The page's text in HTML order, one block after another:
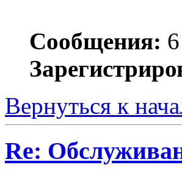
Сообщения: 6
Вернуться к
Re: